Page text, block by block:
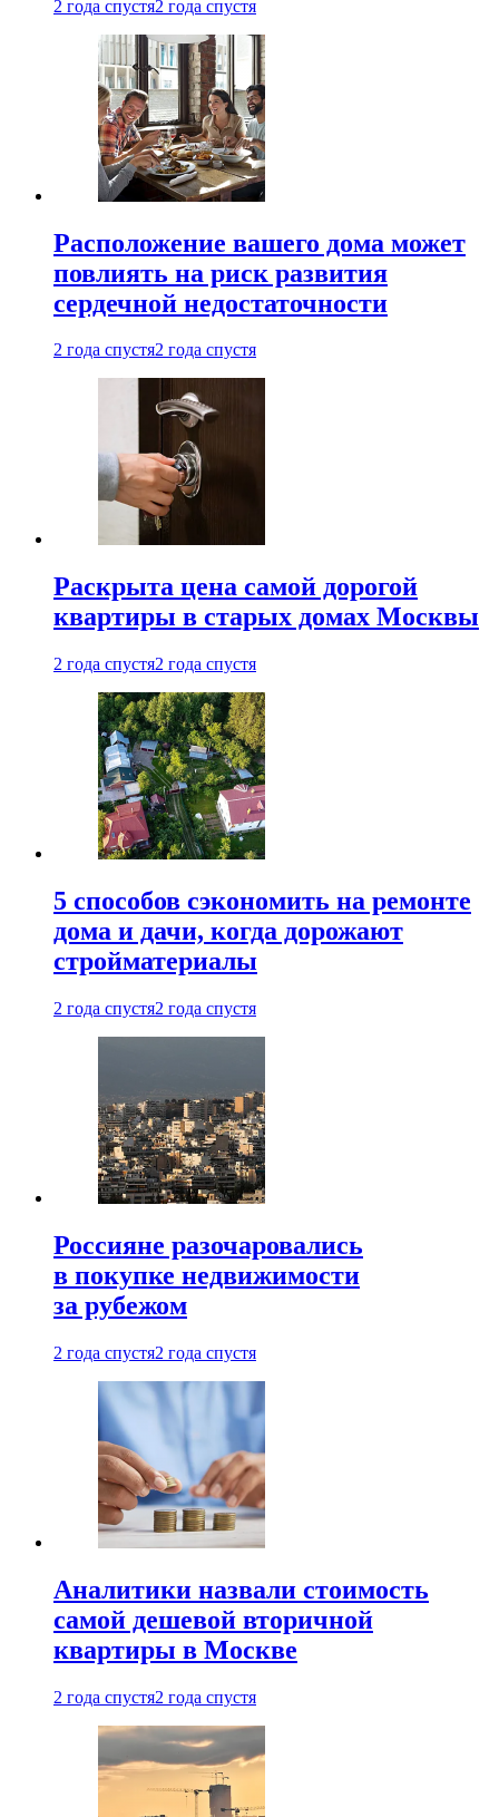
2 года спустя2 года спустя
Расположение вашего дома может
повлиять на риск развития
сердечной недостаточности
2 года спустя2 года спустя
Раскрыта цена самой дорогой
квартиры в старых домах Москвы
2 года спустя2 года спустя
5 способов сэкономить на ремонте
дома и дачи, когда дорожают
стройматериалы
2 года спустя2 года спустя
Россияне разочаровались
в покупке недвижимости
за рубежом
2 года спустя2 года спустя
Аналитики назвали стоимость
самой дешевой вторичной
квартиры в Москве
2 года спустя2 года спустя